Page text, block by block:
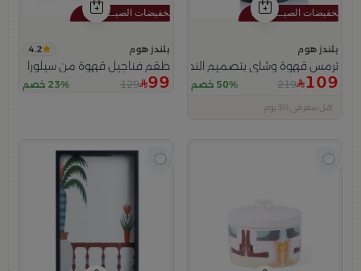
بلندز هوم
ترمس قهوة وشاي بتصميم النخلة 1 لتر من عسيب
109
219 50% خصم
تم بيع 100+ مؤخراً
بلندز هوم 4.2
طقم فناجيل قهوة من سيلورا
99
129 23% خصم